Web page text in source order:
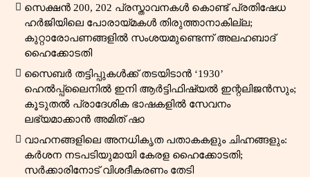
സെക്ഷൻ 200, 202 പ്രസ്താവനകൾ കൊണ്ട് പ്രതിഷേധ
ഹർജിയിലെ പോരായ്മകൾ തിരുത്താനാകില്ല;
കുറ്റാരോപണങ്ങളിൽ സംശയമുണ്ടെന്ന് അലഹബാദ്
ഹൈക്കോടതി
സൈബർ തട്ടിപ്പുകൾക്ക് തടയിടാൻ ‘1930’
ഹെൽപ്പ്‌ലൈനിൽ ഇനി ആർട്ടിഫിഷ്യൽ ഇന്റലിജൻസും;
കൂടുതൽ പ്രാദേശിക ഭാഷകളിൽ സേവനം
ലഭ്യമാക്കാൻ അമിത് ഷാ
വാഹനങ്ങളിലെ അനധികൃത പതാകകളും ചിഹ്നങ്ങളും:
കർശന നടപടിയുമായി കേരള ഹൈക്കോടതി;
സർക്കാരിനോട് വിശദീകരണം തേടി